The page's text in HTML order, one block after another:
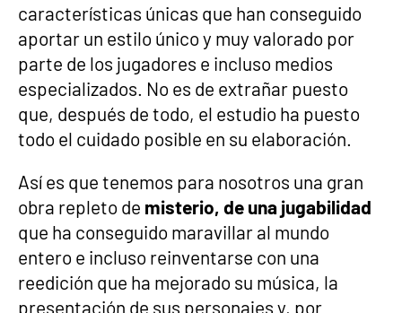
características únicas que han conseguido
aportar un estilo único y muy valorado por
parte de los jugadores e incluso medios
especializados. No es de extrañar puesto
que, después de todo, el estudio ha puesto
todo el cuidado posible en su elaboración.
Así es que tenemos para nosotros una gran
obra repleto de misterio, de una jugabilidad
que ha conseguido maravillar al mundo
entero e incluso reinventarse con una
reedición que ha mejorado su música, la
presentación de sus personajes y, por